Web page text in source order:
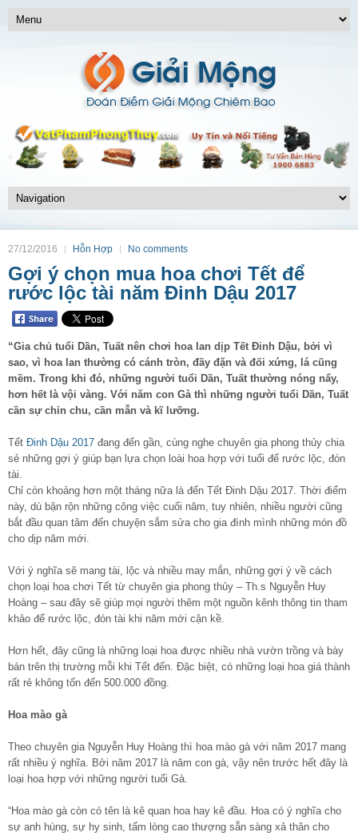
27/12/2016 Hỗn Hợp No comments
Gợi ý chọn mua hoa chơi Tết để
rước lộc tài năm Đinh Dậu 2017
“Gia chủ tuổi Dần, Tuất nên chơi hoa lan dịp Tết Đinh Dậu, bởi vì
sao, vì hoa lan thường có cánh tròn, đầy đặn và đối xứng, lá cũng
mềm. Trong khi đó, những người tuổi Dần, Tuất thường nóng nẩy,
hơn hết là vội vàng. Với năm con Gà thì những người tuổi Dần, Tuất
cần sự chỉn chu, cần mẫn và kĩ lưỡng.
Tết Đinh Dậu 2017 đang đến gần, cùng nghe chuyên gia phong thủy chia
sẻ những gợi ý giúp bạn lựa chọn loài hoa hợp với tuổi để rước lộc, đón
tài.
Chỉ còn khoảng hơn một tháng nữa là đến Tết Đinh Dậu 2017. Thời điểm
này, dù bận rộn những công việc cuối năm, tuy nhiên, nhiều người cũng
bắt đầu quan tâm đến chuyện sắm sửa cho gia đình mình những món đồ
cho dịp năm mới.
Với ý nghĩa sẽ mang tài, lộc và nhiều may mắn, những gợi ý về cách
chọn loại hoa chơi Tết từ chuyên gia phong thủy – Th.s Nguyễn Huy
Hoàng – sau đây sẽ giúp mọi người thêm một nguồn kênh thông tin tham
khảo để rước lộc, đón tài khi năm mới cận kề.
Hơn hết, đây cũng là những loại hoa được nhiều nhà vườn trồng và bày
bán trên thị trường mỗi khi Tết đến. Đặc biệt, có những loại hoa giá thành
rất rẻ không tốn đến 500.000 đồng.
Hoa mào gà
Theo chuyên gia Nguyễn Huy Hoàng thì hoa mào gà với năm 2017 mang
rất nhiều ý nghĩa. Bởi năm 2017 là năm con gà, vậy nên trước hết đây là
loại hoa hợp với những người tuổi Gà.
“Hoa mào gà còn có tên là kê quan hoa hay kê đầu. Hoa có ý nghĩa cho
sự anh hùng, sự hy sinh, tấm lòng cao thượng sẵn sàng xả thân cho